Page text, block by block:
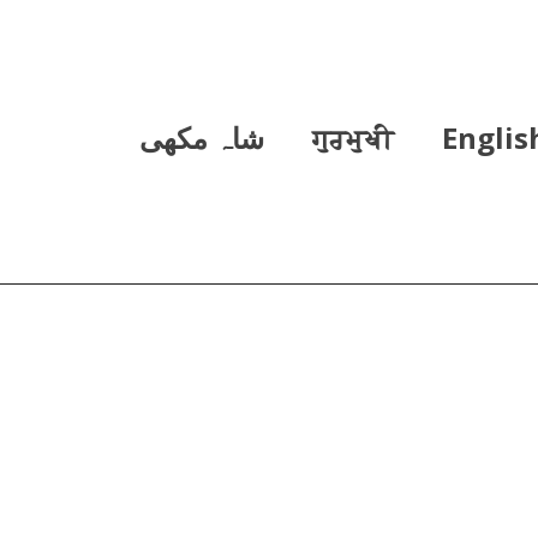
ਗੁਰਮੁਖੀ شاہ مکھی